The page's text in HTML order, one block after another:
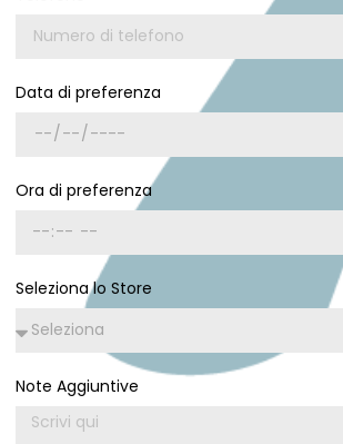
Data di preferenza
Ora di preferenza
Seleziona lo Store
Note Aggiuntive